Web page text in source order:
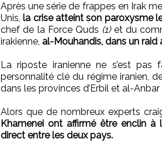
Après une série de frappes en Irak
Unis,la crise atteint son paroxysme
chef de la Force Quds (1)et du
irakienne, al-Mouhandis, dans un raid
La riposte iranienne ne s’est pas
personnalité clé du régime iranien,
dans les provinces d’Erbil et al-
Alors que de nombreux experts
Khamenei ont affirmé être enclin à
direct entre les deux pays.